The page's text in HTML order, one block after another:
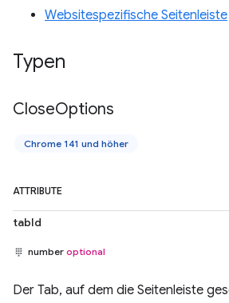
Websitespezifische Seitenleiste
Typen
CloseOptions
Chrome 141 und höher
ATTRIBUTE
tabId
number optional
Der Tab, auf dem die Seitenleiste